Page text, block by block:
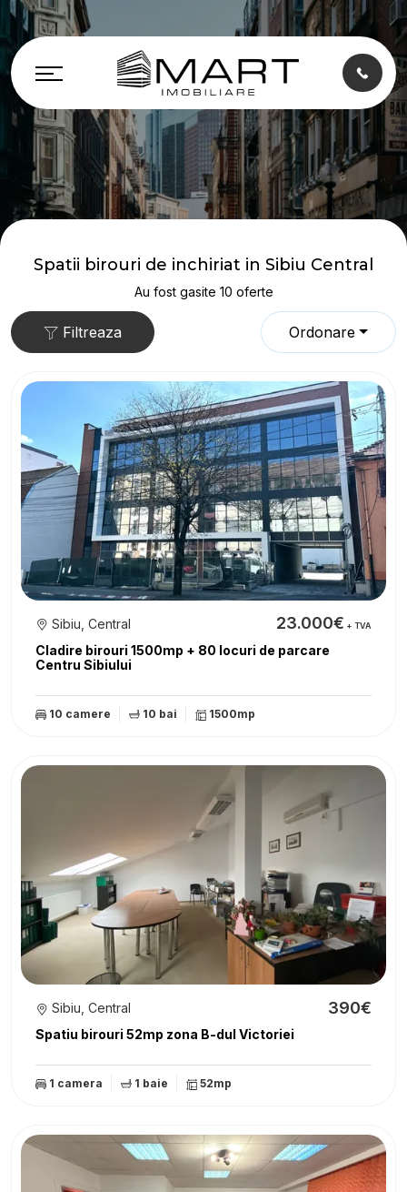
Spatii birouri de inchiriat in Sibiu Central
Au fost gasite 10 oferte
Ordonare
Filtreaza
Cladire birouri 1500mp + 80 locuri de parcare
Centru Sibiului
Sibiu, Central 23.000€ + TVA
10 camere 10 bai 1500mp
Spatiu birouri 52mp zona B-dul Victoriei
Sibiu, Central 390€
1 camera 1 baie 52mp